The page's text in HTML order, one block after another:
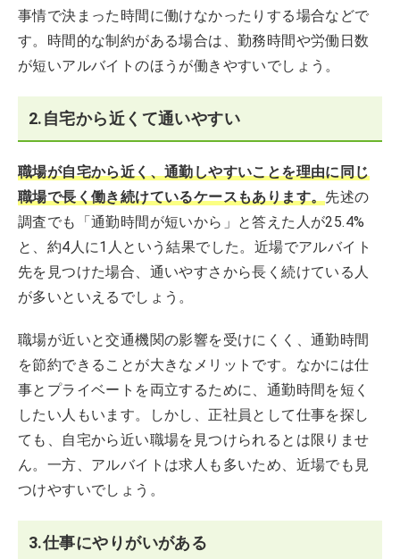
事情で決まった時間に働けなかったりする場合などで
す。時間的な制約がある場合は、勤務時間や労働日数
が短いアルバイトのほうが働きやすいでしょう。
2.自宅から近くて通いやすい
職場が自宅から近く、通勤しやすいことを理由に同じ
職場で長く働き続けているケースもあります。先述の
調査でも「通勤時間が短いから」と答えた人が25.4%
と、約4人に1人という結果でした。近場でアルバイト
先を見つけた場合、通いやすさから長く続けている人
が多いといえるでしょう。
職場が近いと交通機関の影響を受けにくく、通勤時間
を節約できることが大きなメリットです。なかには仕
事とプライベートを両立するために、通勤時間を短く
したい人もいます。しかし、正社員として仕事を探し
ても、自宅から近い職場を見つけられるとは限りませ
ん。一方、アルバイトは求人も多いため、近場でも見
つけやすいでしょう。
3.仕事にやりがいがある